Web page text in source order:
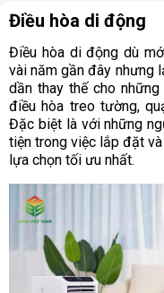
Điều hòa di động
Điều hòa di động dù
vài năm gần đây nhưng
dần thay thế cho
điều hòa treo tường,
Đặc biệt là với những
tiện trong việc lắp đặt
lựa chọn tối ưu nhất.